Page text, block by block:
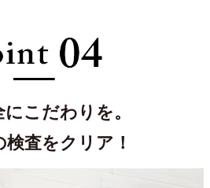
こだわりを。
検査をクリア！